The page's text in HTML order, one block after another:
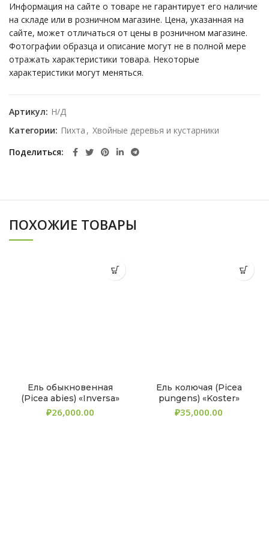
Информация на сайте о товаре не гарантирует его наличие
на складе или в розничном магазине. Цена, указанная на
сайте, может отличаться от цены в розничном магазине.
Фотографии образца и описание могут не в полной мере
отражать характеристики товара. Некоторые
характеристики могут меняться.
Артикул: Н/Д
Категории: Пихта , Хвойные деревья и кустарники
Поделиться
ПОХОЖИЕ ТОВАРЫ
Ель обыкновенная
(Picea abies) «Inversa»
₽
Ель колючая (Picea
pungens) «Koster»
₽